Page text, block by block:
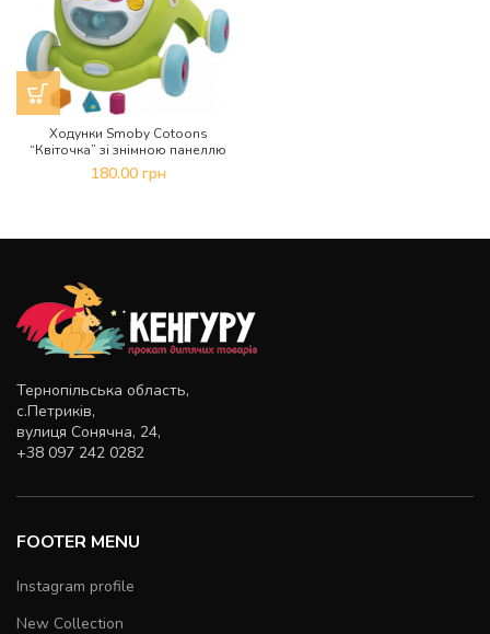
Ходунки Smoby Cotoons
“Квіточка” зі знімною панеллю
180.00 грн
Тернопільська область,
с.Петриків,
вулиця Сонячна, 24,
+38 097 242 0282
FOOTER MENU
Instagram profile
New Collection